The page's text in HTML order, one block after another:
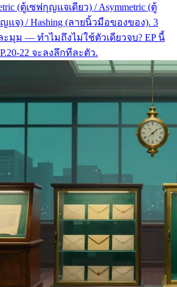
(ตู้เซฟกุญแจเดียว) / Asymmetric (ตู้
จ) / Hashing (ลายนิ้วมือของของ). 3
มุม — ทำไมถึงไม่ใช้ตัวเดียวจบ? EP นี้
22 จะลงลึกทีละตัว.